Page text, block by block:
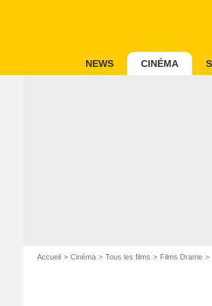
NEWS CINÉMA
Accueil Cinéma Tous les films Films Drame